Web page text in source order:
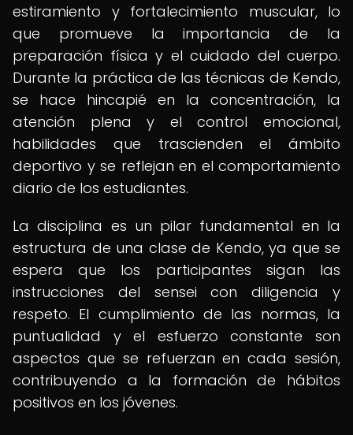
estiramiento y fortalecimiento muscular, lo
que promueve la importancia de la
preparación física y el cuidado del cuerpo.
Durante la práctica de las técnicas de Kendo,
se hace hincapié en la concentración, la
atención plena y el control emocional,
habilidades que trascienden el ámbito
deportivo y se reflejan en el comportamiento
diario de los estudiantes.
La disciplina es un pilar fundamental en la
estructura de una clase de Kendo, ya que se
espera que los participantes sigan las
instrucciones del sensei con diligencia y
respeto. El cumplimiento de las normas, la
puntualidad y el esfuerzo constante son
aspectos que se refuerzan en cada sesión,
contribuyendo a la formación de hábitos
positivos en los jóvenes.